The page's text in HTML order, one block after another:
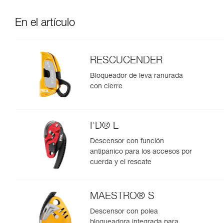
En el artículo
RESCUCENDER
Bloqueador de leva ranurada
con cierre
I’D® L
Descensor con función
antipánico para los accesos por
cuerda y el rescate
MAESTRO® S
Descensor con polea